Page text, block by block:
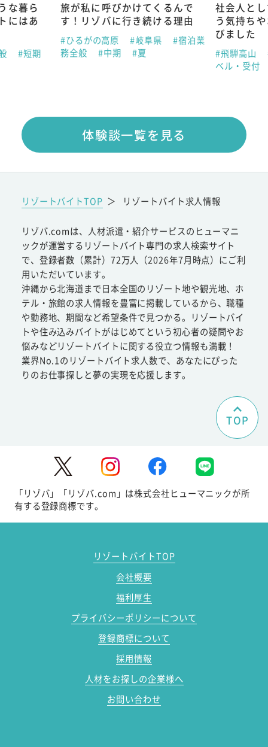
な暮ら
にはあ
#短期
旅が私に呼びかけてくるんで
す！リゾバに行き続ける理由
#ひるがの高原 #岐阜県
#宿泊業
務全般
#中期 #夏
社会人と
う気持ち
びました
#飛騨高山
ベル・受付
体験談一覧を見る
リゾートバイトTOP ＞ リゾートバイト求人情報
リゾバ.comは、人材派遣・紹介サービスのヒューマニ
ックが運営するリゾートバイト専門の求人検索サイト
で、登録者数（累計）72万人（2026年7月時点）にご利
用いただいています。
沖縄から北海道まで日本全国のリゾート地や観光地、ホ
テル・旅館の求人情報を豊富に掲載しているから、職種
や勤務地、期間など希望条件で見つかる。リゾートバイ
トや住み込みバイトがはじめてという初心者の疑問やお
悩みなどリゾートバイトに関する役立つ情報も満載！
業界No.1のリゾートバイト求人数で、あなたにぴった
りのお仕事探しと夢の実現を応援します。
TOP
「リゾバ」「リゾバ.com」は株式会社ヒューマニックが所
有する登録商標です。
リゾートバイトTOP
会社概要
福利厚生
プライバシーポリシーについて
登録商標について
採用情報
人材をお探しの企業様へ
お問い合わせ